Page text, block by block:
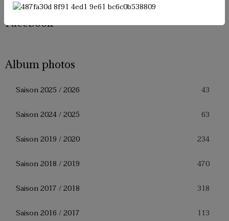
Facebook
Album photos
Saison 2025 / 2026 43
Saison 2024 / 2025 63
Saison 2019 / 2020 234
Saison 2018 / 2019 470
Saison 2017 / 2018 318
Saison 2016 / 2017 113